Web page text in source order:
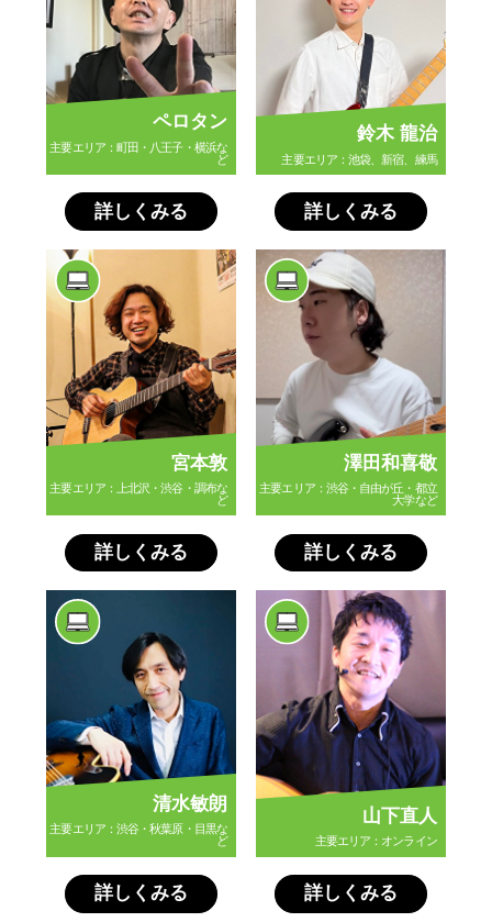
ペロタン
主要エリア：町田・八王子・横浜な
ど
詳しくみる
鈴木 龍治
主要エリア：池袋、新宿、練馬
詳しくみる
宮本敦
主要エリア：上北沢・渋谷・調布な
ど
詳しくみる
澤田和喜敬
主要エリア：渋谷・自由が丘・都立
大学など
詳しくみる
清水敏朗
主要エリア：渋谷・秋葉原・目黒な
ど
詳しくみる
山下直人
主要エリア：オンライン
詳しくみる